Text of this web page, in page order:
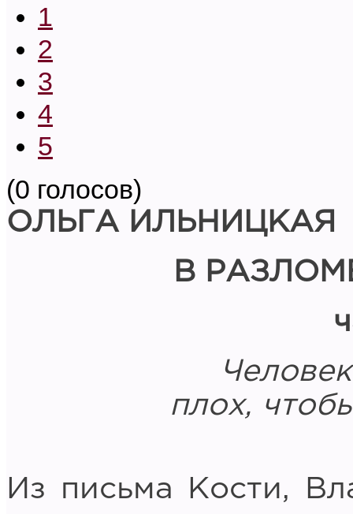
1
2
3
4
5
(0 голосов)
ОЛЬГА ИЛЬНИЦКАЯ
В РАЗЛОМЕ
плох,
Из письма Кости,